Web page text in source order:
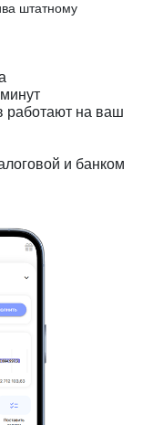
штатному
работают на ваш
и банком